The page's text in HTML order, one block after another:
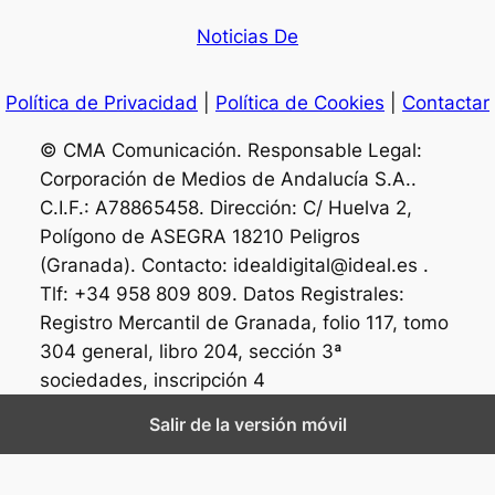
Noticias De
Política de Privacidad Política de Cookies Contactar
© CMA Comunicación. Responsable Legal:
Corporación de Medios de Andalucía S.A..
C.I.F.: A78865458. Dirección: C/ Huelva 2,
Polígono de ASEGRA 18210 Peligros
(Granada). Contacto: idealdigital@ideal.es .
Tlf: +34 958 809 809. Datos Registrales:
Registro Mercantil de Granada, folio 117, tomo
304 general, libro 204, sección 3ª
sociedades, inscripción 4
Salir de la versión móvil